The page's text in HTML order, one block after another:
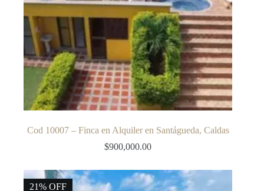
Cod 10007 – Finca en Alquiler en Santágueda, Caldas
$900,000.00
21% OFF